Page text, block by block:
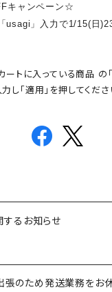
キャンペーン☆
usagi」入力で1/15(日
トに入っている商品 の
し「適用」を押してくださ
るお知らせ
のため発送業務をお